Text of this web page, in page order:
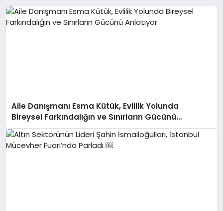
Aile Danışmanı Esma Kütük, Evlilik Yolunda
Bireysel Farkındalığın ve Sınırların Gücünü
Anlatıyor